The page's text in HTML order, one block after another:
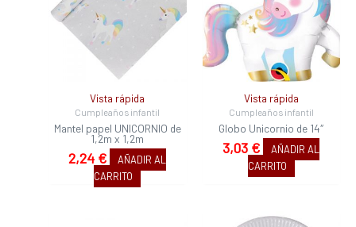
Vista rápida
Cumpleaños infantil
Mantel papel UNICORNIO de
1,2m x 1,2m
2,24 €
AÑADIR AL
CARRITO
Vista rápida
Cumpleaños infantil
Globo Unicornio de 14″
3,03 €
AÑADIR AL
CARRITO